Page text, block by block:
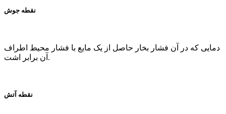
نقطه جوش
دمایی که در آن فشار بخار حاصل از یک مایع با فشار محیط اطراف
آن برابر اشت.
نقطه آتش